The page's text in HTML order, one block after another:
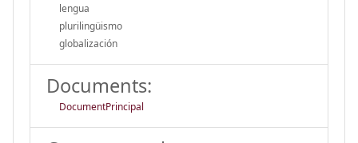
lengua
plurilingüismo
globalización
Documents:
DocumentPrincipal